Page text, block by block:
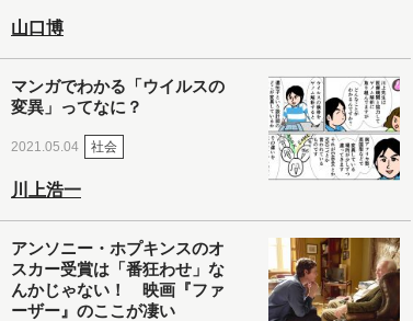
山口博
マンガでわかる「ウイルスの
変異」ってなに？
2021.05.04 社会
川上浩一
アンソニー・ホプキンスのオ
スカー受賞は「番狂わせ」な
んかじゃない！ 映画『ファ
ーザー』のここが凄い